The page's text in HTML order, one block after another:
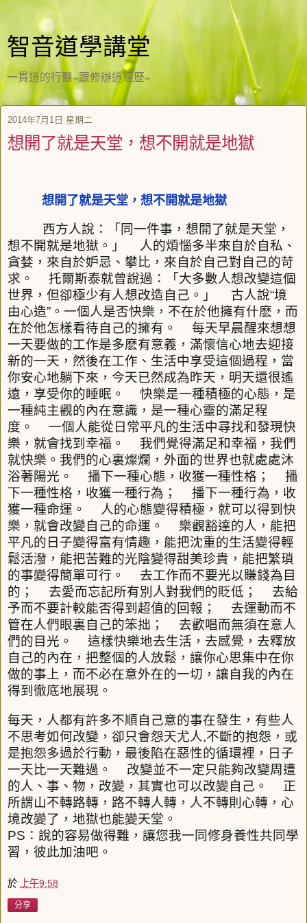
智音道學講堂
一貫道的行醫~跟修辦道經歷~
2014年7月1日 星期二
想開了就是天堂，想不開就是地獄
想開了就是天堂，想不開就是地獄
西方人說：「同一件事，想開了就是天堂，
想不開就是地獄。」
人的煩惱多半來自於自私、
貪婪，來自於妒忌、攀比，來自於自己對自己的苛
求。
托爾斯泰就曾說過：「大多數人想改變這個
世界，但卻極少有人想改造自己。」
古人說“境
由心造” 。一個人是否快樂，不在於他擁有什麽，而
在於他怎樣看待自己的擁有。
每天早晨醒來想想
一天要做的工作是多麽有意義，滿懷信心地去迎接
新的一天，然後在工作、生活中享受這個過程，當
你安心地躺下來，今天已然成為昨天，明天還很遙
遠，享受你的睡眠。
快樂是一種積極的心態，是
一種純主觀的內在意識，是一種心靈的滿足程
度。
一個人能從日常平凡的生活中尋找和發現快
樂，就會找到幸福。
我們覺得滿足和幸福，我們
就快樂。我們的心裏燦爛，外面的世界也就處處沐
浴著陽光。
播下一種心態，收獲一種性格；
播
下一種性格，收獲一種行為；
播下一種行為，收
獲一種命運。
人的心態變得積極，就可以得到快
樂，就會改變自己的命運。
樂觀豁達的人，能把
平凡的日子變得富有情趣，能把沈重的生活變得輕
鬆活潑，能把苦難的光陰變得甜美珍貴，能把繁瑣
的事變得簡單可行。
去工作而不要光以賺錢為目
的；
去愛而忘記所有別人對我們的貶低；
去給
予而不要計較能否得到超值的回報；
去運動而不
管在人們眼裏自己的笨拙；
去歡唱而無須在意人
們的目光。
這樣快樂地去生活，去感覺，去釋放
自己的內在，把整個的人放鬆，讓你心思集中在你
做的事上，而不必在意外在的一切，讓自我的內在
得到徹底地展現。
每天，人都有許多不順自己意的事在發生，有些人
不思考如何改變，卻只會怨天尤人,不斷的抱怨，或
是抱怨多過於行動，最後陷在惡性的循環裡，日子
一天比一天難過。
改變並不一定只能夠改變周遭
的人、事、物，改變，其實也可以改變自己。
正
所謂山不轉路轉，路不轉人轉，人不轉則心轉，心
境改變了，地獄也能變天堂。
PS ：說的容易做得難，讓您我一同修身養性共同學
習，彼此加油吧。
於 上午9:58
分享